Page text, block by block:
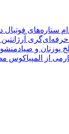
ستاره‌های
پوزنان و
از